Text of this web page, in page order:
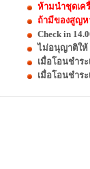
ห้ามนำชุดเค
ถ้ามีของสูญห
Check in
ไม่อนุญาติให้
เมื่อโอนชำร
เมื่อโอนชำร